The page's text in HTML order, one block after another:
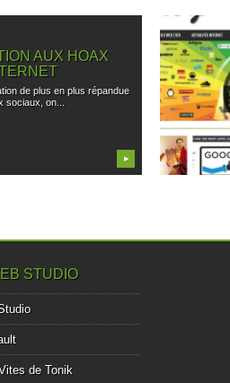
AUX HOAX
de plus en plus répandue
sociaux, on...
▶
01.10.13
UN
Vous vous
question,
STUDIO
de Tonik